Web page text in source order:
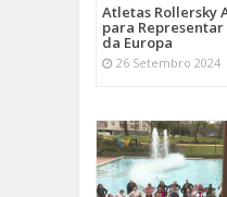
Atletas Rollersky
para
da Europa
26 Setembro 2024